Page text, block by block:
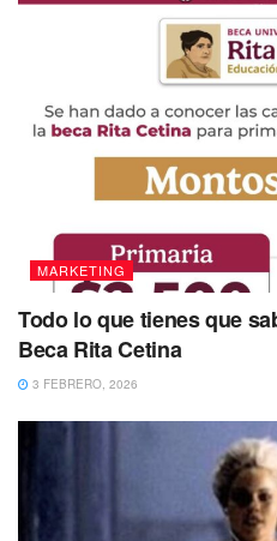
MARKETING
Todo lo que tienes que
Beca Rita Cetina
3 FEBRERO, 2026